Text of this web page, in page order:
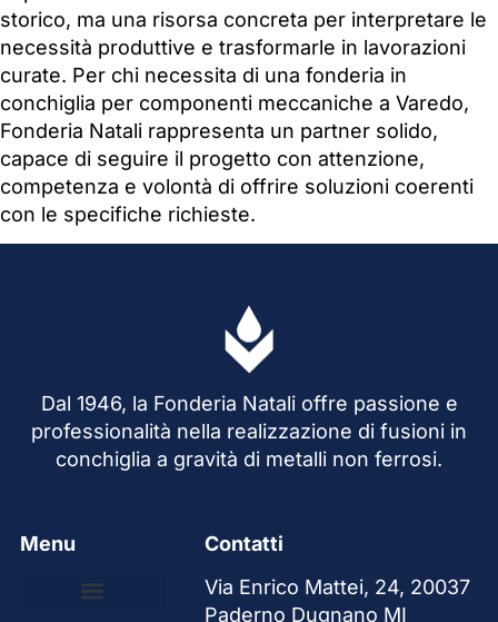
storico, ma una risorsa concreta per interpretare le
necessità produttive e trasformarle in lavorazioni
curate. Per chi necessita di una fonderia in
conchiglia per componenti meccaniche a Varedo,
Fonderia Natali rappresenta un partner solido,
capace di seguire il progetto con attenzione,
competenza e volontà di offrire soluzioni coerenti
con le specifiche richieste.
Dal 1946, la Fonderia Natali offre passione e
professionalità nella realizzazione di fusioni in
conchiglia a gravità di metalli non ferrosi.
Menu
Contatti
Via Enrico Mattei, 24, 20037
Paderno Dugnano MI